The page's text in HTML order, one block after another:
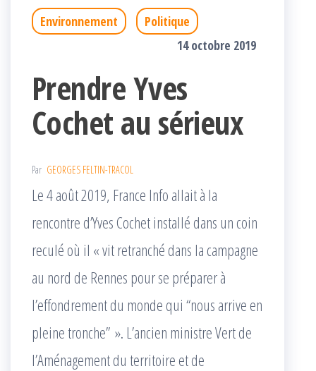
Environnement
Politique
14 octobre 2019
Prendre Yves
Cochet au sérieux
Par GEORGES FELTIN-TRACOL
Le 4 août 2019, France Info allait à la
rencontre d’Yves Cochet installé dans un coin
reculé où il « vit retranché dans la campagne
au nord de Rennes pour se préparer à
l’effondrement du monde qui “nous arrive en
pleine tronche” ». L’ancien ministre Vert de
l’Aménagement du territoire et de